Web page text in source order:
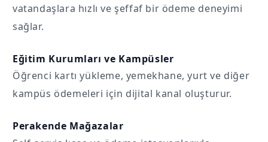
vatandaşlara hızlı ve şeffaf bir ödeme deneyimi
sağlar.
Eğitim Kurumları ve Kampüsler
Öğrenci kartı yükleme, yemekhane, yurt ve diğer
kampüs ödemeleri için dijital kanal oluşturur.
Perakende Mağazalar